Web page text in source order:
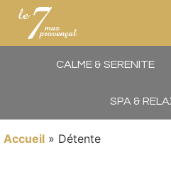
CALME & SERENITE
SPA &
Accueil » Détente